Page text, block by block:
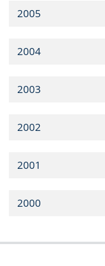
2005
2004
2003
2002
2001
2000